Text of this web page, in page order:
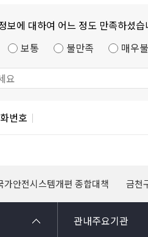
보에 대하여 어느 정도 만족하셨습
보통 불만족 매우
번호
가안전시스템개편 종합대책 금천
관내주요기관